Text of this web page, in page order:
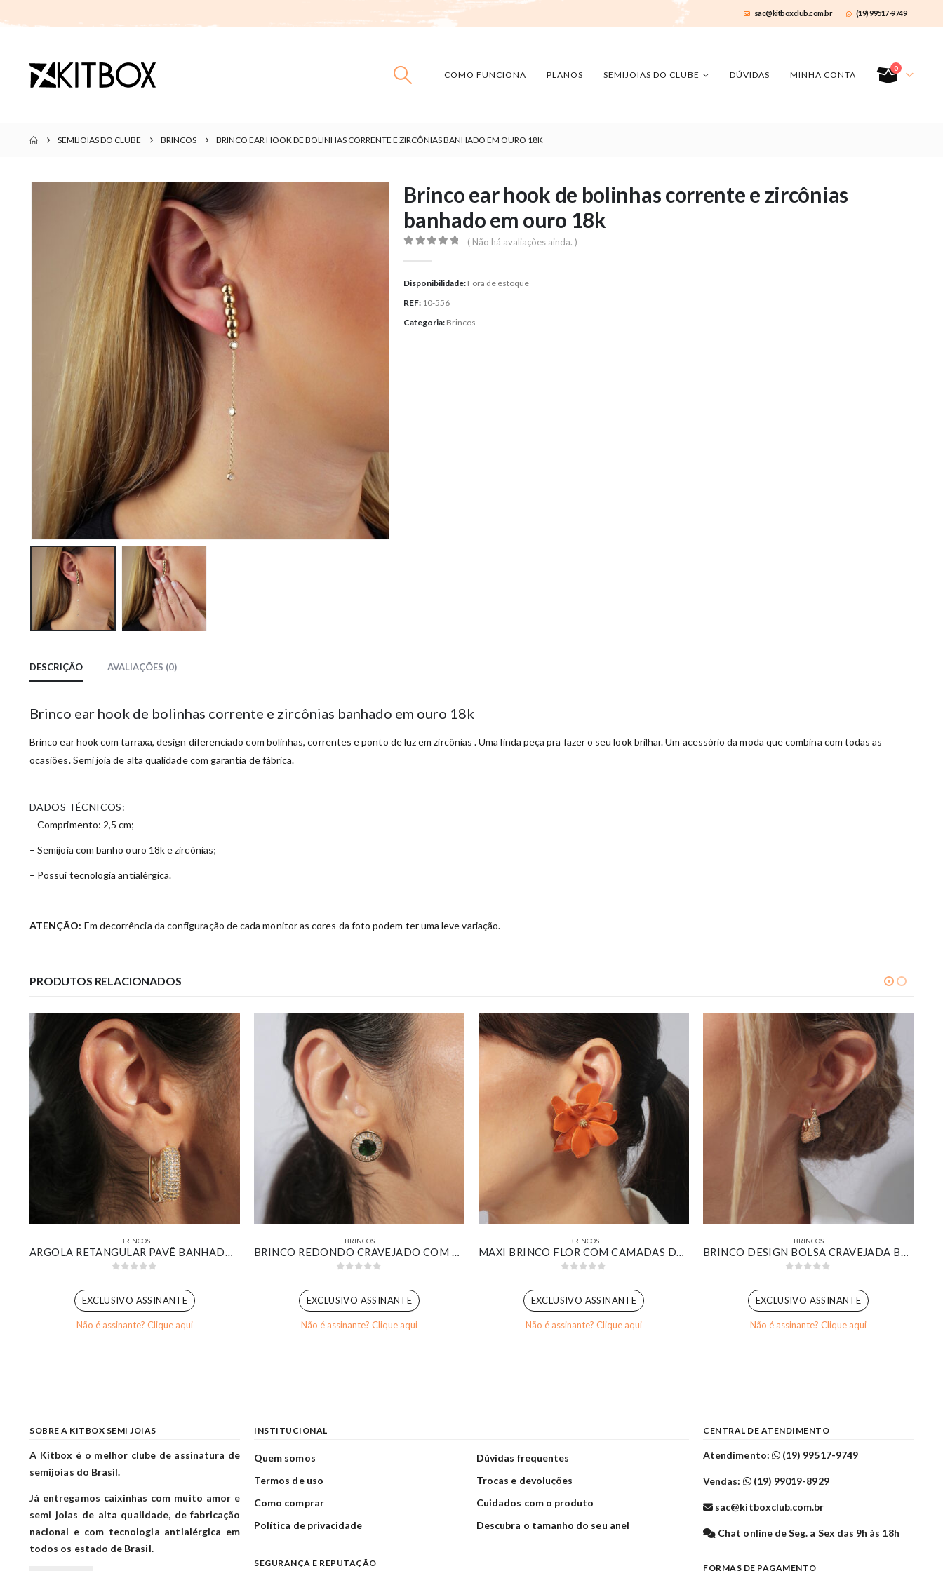
sac@kitboxclub.com.br (19) 99517-9749
COMO FUNCIONA PLANOS SEMIJOIAS DO CLUBE DÚVIDAS MINHA CONTA
0
SEMIJOIAS DO CLUBE BRINCOS BRINCO EAR HOOK DE BOLINHAS CORRENTE E ZIRCÔNIAS BANHADO EM OURO 18K
Brinco ear hook de bolinhas corrente e zircônias
banhado em ouro 18k
( Não há avaliações ainda. )
Disponibilidade: Fora de estoque
REF: 10-556
Categoria: Brincos
DESCRIÇÃO AVALIAÇÕES (0)
Brinco ear hook de bolinhas corrente e zircônias banhado em ouro 18k
Brinco ear hook com tarraxa, design diferenciado com bolinhas, correntes e ponto de luz em zircônias . Uma linda peça pra fazer o seu look brilhar. Um acessório da moda que combina com todas as
ocasiões. Semi joia de alta qualidade com garantia de fábrica.
DADOS TÉCNICOS:
– Comprimento: 2,5 cm;
– Semijoia com banho ouro 18k e zircônias;
– Possui tecnologia antialérgica.
ATENÇÃO: Em decorrência da configuração de cada monitor as cores da foto podem ter uma leve variação.
PRODUTOS RELACIONADOS
BRINCOS
ARGOLA RETANGULAR PAVÊ BANHADA EM OURO 18K
EXCLUSIVO ASSINANTE
Não é assinante? Clique aqui
BRINCOS
BRINCO REDONDO CRAVEJADO COM ZIRCÔNIA ESMERALDA BANHADO EM OURO 18K
EXCLUSIVO ASSINANTE
Não é assinante? Clique aqui
BRINCOS
MAXI BRINCO FLOR COM CAMADAS DE PÉTALAS RESINADA NA COR TERRACOTA BANHADO EM OURO 18K
EXCLUSIVO ASSINANTE
Não é assinante? Clique aqui
BRINCOS
BRINCO DESIGN BOLSA CRAVEJADA BANHADO EM OURO 18K
EXCLUSIVO ASSINANTE
Não é assinante? Clique aqui
SOBRE A KITBOX SEMI JOIAS
A Kitbox é o melhor clube de assinatura de
semijoias do Brasil.
Já entregamos caixinhas com muito amor e
semi joias de alta qualidade, de fabricação
nacional e com tecnologia antialérgica em
todos os estado de Brasil.
INSTITUCIONAL
Quem somos
Termos de uso
Como comprar
Política de privacidade
Dúvidas frequentes
Trocas e devoluções
Cuidados com o produto
Descubra o tamanho do seu anel
SEGURANÇA E REPUTAÇÃO
CENTRAL DE ATENDIMENTO
Atendimento: (19) 99517-9749
Vendas: (19) 99019-8929
sac@kitboxclub.com.br
Chat online de Seg. a Sex das 9h às 18h
FORMAS DE PAGAMENTO